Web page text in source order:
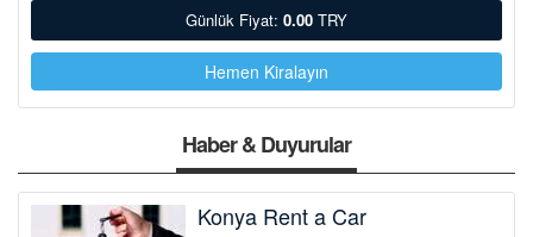
Günlük Fiyat: 0.00 TRY
Hemen Kiralayın
Haber & Duyurular
Konya Rent a Car